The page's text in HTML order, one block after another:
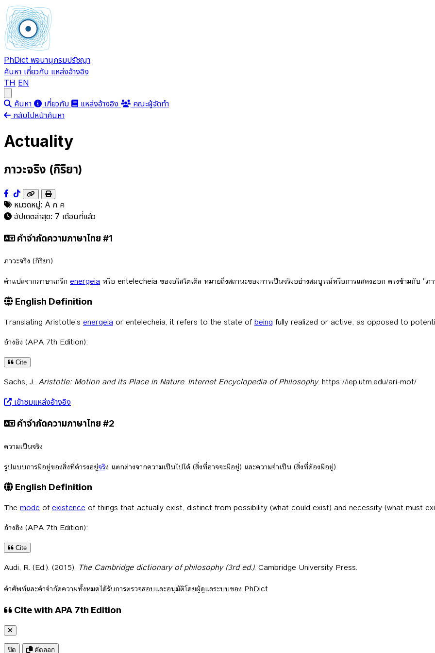
PhDict พจนานุกรมปรัชญา
ค้นหา เกี่ยวกับ แหล่งอ้างอิง
TH EN
ค้นหา เกี่ยวกับ แหล่งอ้างอิง
คณะผู้จัดทำ
กลับไปหน้าค้นหา
Actuality
ภาวะจริง (กิริยา)
หมวดหมู่: A ภ ค
อัปเดตล่าสุด: 7 เดือนที่แล้ว
คำจำกัดความภาษาไทย #1
ภาวะจริง (กิริยา)
คำแปลจากภาษาเกรีก energeia หรือ entelecheia ของอริสโตเติล หมายถึงสถานะของการเป็นจริงอย่างสมบูรณ์หรือการแสดงออก ตรงข้ามกับ "
English Definition
Translating Aristotle's energeia or entelecheia, it refers to the state ofbeing fully realized or active, as opposed to
อ้างอิง (APA 7th Edition):
Cite
Sachs, J.. Aristotle: Motion and its Place in Nature. Internet Encyclopedia of Philosophy. https://iep.utm.edu/ari-mot/
เข้าชมแหล่งอ้างอิง
คำจำกัดความภาษาไทย #2
ความเป็นจริง
รูปแบบการมีอยู่ของสิ่งที่ดำรงอยู่จริง แตกต่างจากความเป็นไปได้ (สิ่งที่อาจจะมีอยู่) และความจำเป็น (สิ่งที่ต้องมีอยู่)
English Definition
The mode ofexistence of things that actually exist, distinct from possibility (what could exist) and necessity (what must
อ้างอิง (APA 7th Edition):
Cite
Audi, R. (Ed.). (2015). The Cambridge dictionary of philosophy (3rd ed.). Cambridge University Press.
คำศัพท์และคำจำกัดความทั้งหมดได้รับการตรวจสอบและอนุมัติโดยผู้ดูแลระบบของ PhDict
Cite with APA 7th Edition
ปิด คัดลอก